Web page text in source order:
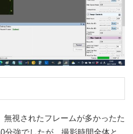
無視されたフレームが多かったた
分強でしたが、撮影時間全体と